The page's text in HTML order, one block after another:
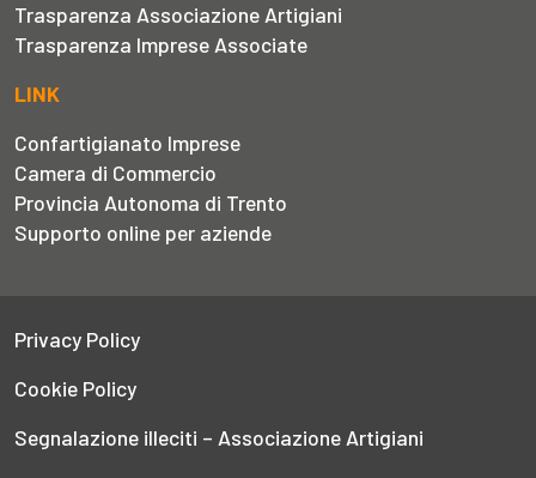
Trasparenza Associazione Artigiani
Trasparenza Imprese Associate
LINK
Confartigianato Imprese
Camera di Commercio
Provincia Autonoma di Trento
Supporto online per aziende
Privacy Policy
Cookie Policy
Segnalazione illeciti – Associazione Artigiani